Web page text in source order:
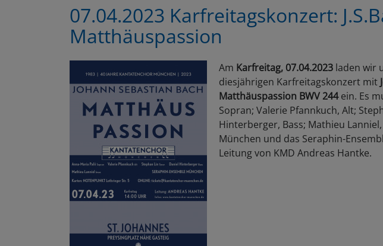
07.04.2023 Karfreitagskonzert:
Matthäuspassion
Am Karfreitag, 07.04.2023 laden wir
diesjährigen Karfreitagskonzert mit
Matthäuspassion BWV 244ein. Es
Sopran; Valerie Pfannkuch, Alt;
Hinterberger, Bass; Mathieu
München und das Seraphin-
Leitung von KMD Andreas Hantke.